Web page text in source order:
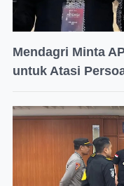
Mendagri Minta
untuk Atasi